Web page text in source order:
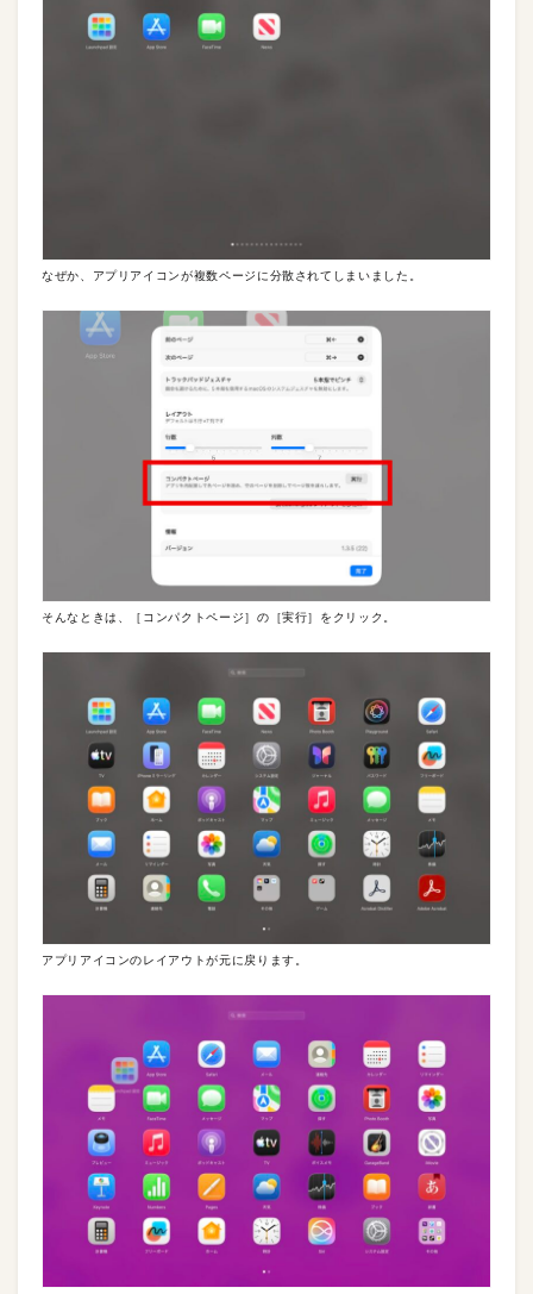
なぜか、アプリアイコンが複数ページに分散されてしまいました。
そんなときは、［コンパクトページ］の［実行］をクリック。
アプリアイコンのレイアウトが元に戻ります。